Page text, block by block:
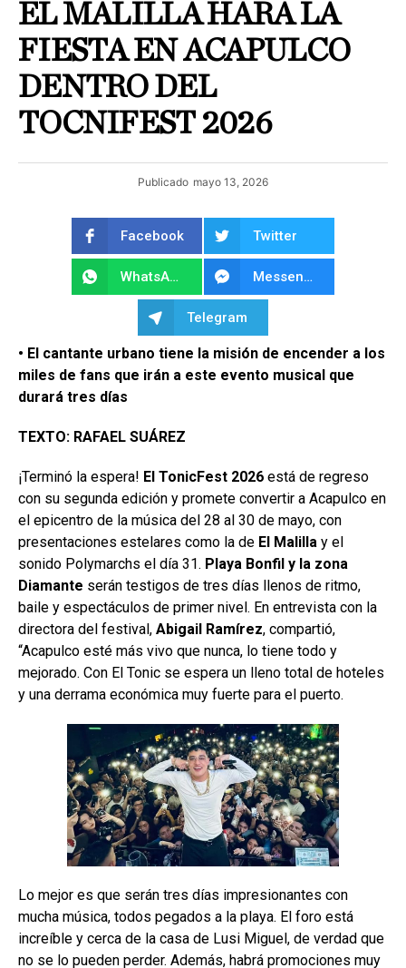
EL MALILLA HARÁ LA
FIESTA EN ACAPULCO
DENTRO DEL
TOCNIFEST 2026
Publicado mayo 13, 2026
Facebook Twitter
WhatsApp Messenger
Telegram
• El cantante urbano tiene la misión de encender a los
miles de fans que irán a este evento musical que
durará tres días
TEXTO: RAFAEL SUÁREZ
¡Terminó la espera! El TonicFest 2026 está de regreso
con su segunda edición y promete convertir a Acapulco en
el epicentro de la música del 28 al 30 de mayo, con
presentaciones estelares como la de El Malilla y el
sonido Polymarchs el día 31. Playa Bonfil y la zona
Diamante serán testigos de tres días llenos de ritmo,
baile y espectáculos de primer nivel. En entrevista con la
directora del festival, Abigail Ramírez, compartió,
“Acapulco esté más vivo que nunca, lo tiene todo y
mejorado. Con El Tonic se espera un lleno total de hoteles
y una derrama económica muy fuerte para el puerto.
Lo mejor es que serán tres días impresionantes con
mucha música, todos pegados a la playa. El foro está
increíble y cerca de la casa de Lusi Miguel, de verdad que
no se lo pueden perder. Además, habrá promociones muy